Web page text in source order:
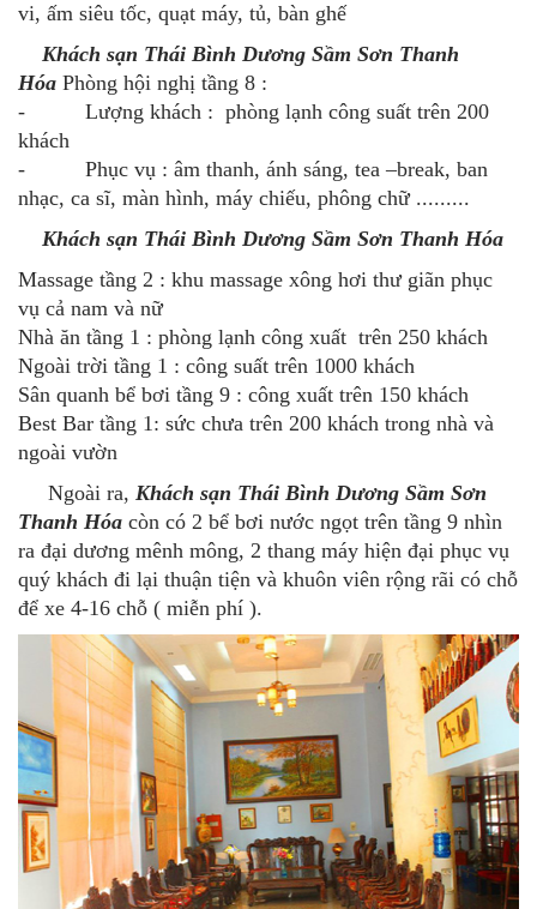
vi, ấm siêu tốc, quạt máy, tủ, bàn ghế
Khách sạn Thái Bình Dương Sầm Sơn Thanh
Hóa Phòng hội nghị tầng 8 :
- Lượng khách : phòng lạnh công suất trên 200
khách
- Phục vụ : âm thanh, ánh sáng, tea –break, ban
nhạc, ca sĩ, màn hình, máy chiếu, phông chữ .........
Khách sạn Thái Bình Dương Sầm Sơn Thanh Hóa
Massage tầng 2 : khu massage xông hơi thư giãn phục
vụ cả nam và nữ
Nhà ăn tầng 1 : phòng lạnh công xuất trên 250 khách
Ngoài trời tầng 1 : công suất trên 1000 khách
Sân quanh bể bơi tầng 9 : công xuất trên 150 khách
Best Bar tầng 1: sức chưa trên 200 khách trong nhà và
ngoài vườn
Ngoài ra, Khách sạn Thái Bình Dương Sầm Sơn
Thanh Hóa còn có 2 bể bơi nước ngọt trên tầng 9 nhìn
ra đại dương mênh mông, 2 thang máy hiện đại phục vụ
quý khách đi lại thuận tiện và khuôn viên rộng rãi có chỗ
để xe 4-16 chỗ ( miễn phí ).